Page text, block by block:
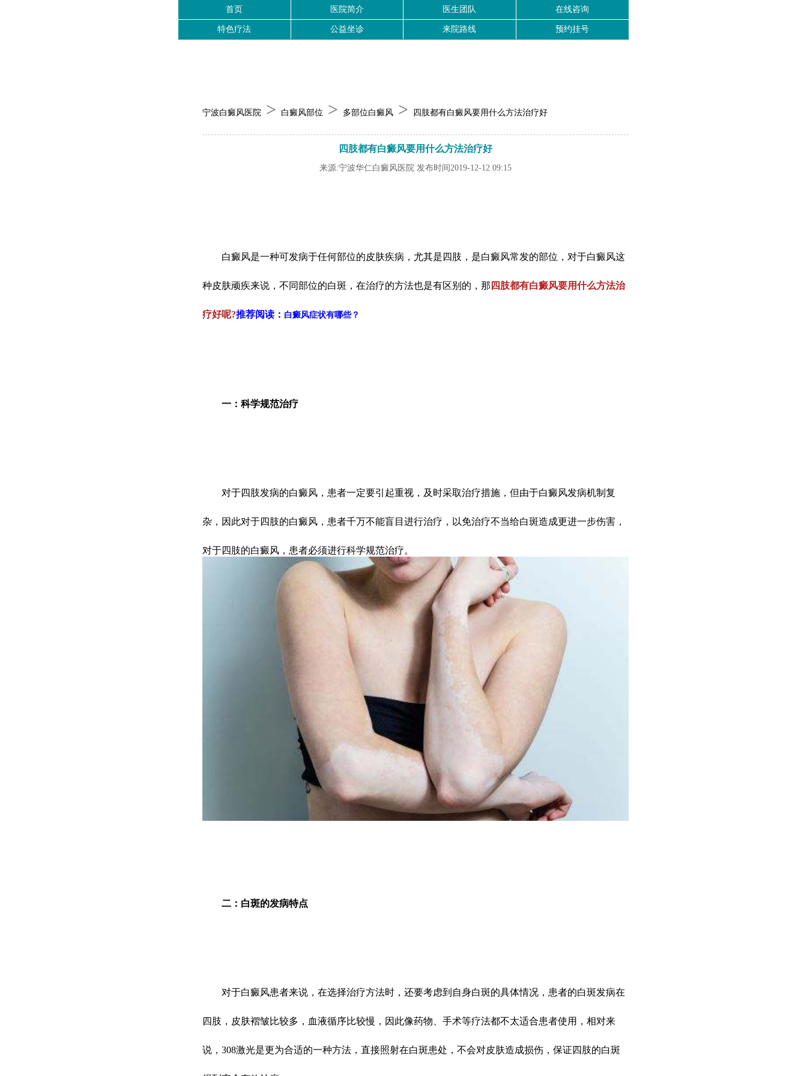
首页 医院简介 医生团队 在线咨询
特色疗法 公益坐诊 来院路线 预约挂号
宁波白癜风医院 > 白癜风部位 > 多部位白癜风 > 四肢都有白癜风要用什么方法治疗好
四肢都有白癜风要用什么方法治疗好
来源:宁波华仁白癜风医院 发布时间2019-12-12 09:15
白癜风是一种可发病于任何部位的皮肤疾病，尤其是四肢，是白癜风常发的部位，对于白癜风这
种皮肤顽疾来说，不同部位的白斑，在治疗的方法也是有区别的，那 四肢都有白癜风要用什么方法治
疗好呢?推荐阅读： 白癜风症状有哪些？
一：科学规范治疗
对于四肢发病的白癜风，患者一定要引起重视，及时采取治疗措施，但由于白癜风发病机制复
杂，因此对于四肢的白癜风，患者千万不能盲目进行治疗，以免治疗不当给白斑造成更进一步伤害，
对于四肢的白癜风，患者必须进行科学规范治疗。
二：白斑的发病特点
对于白癜风患者来说，在选择治疗方法时，还要考虑到自身白斑的具体情况，患者的白斑发病在
四肢，皮肤褶皱比较多，血液循序比较慢，因此像药物、手术等疗法都不太适合患者使用，相对来
说，308激光是更为合适的一种方法，直接照射在白斑患处，不会对皮肤造成损伤，保证四肢的白斑